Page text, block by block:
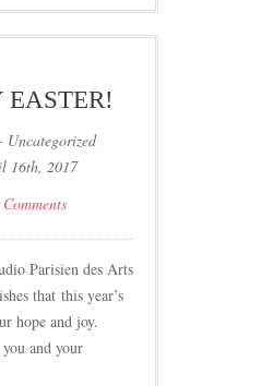
EASTER!
Uncategorized
16th, 2017
Parisien des Arts
that this year’s
hope and joy.
and your